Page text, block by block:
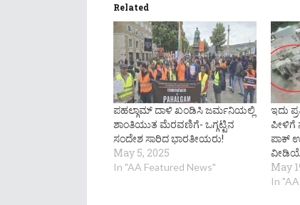
Related
ಪಹಲ್ಗಾಮ್​ ದಾಳಿ ಖಂಡಿಸಿ ಜರ್ಮನಿಯಲ್ಲಿ
ಶಾಂತಿಯುತ ಮೆರವಣಿಗೆ- ಒಗ್ಗಟ್ಟಿನ
ಸಂದೇಶ ಸಾರಿದ ಭಾರತೀಯರು!
May 5, 2025
In "AA Featured News"
ಇದು
ಪೀಳಿಗೆ
ಪಾಕ್
May
In